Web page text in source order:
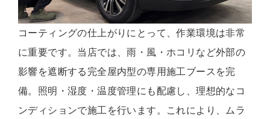
コーティングの仕上がりにとって、作業環境は非常
に重要です。当店では、雨・風・ホコリなど外部の
影響を遮断する完全屋内型の専用施工ブースを完
備。照明・湿度・温度管理にも配慮し、理想的なコ
ンディションで施工を行います。これにより、ムラ